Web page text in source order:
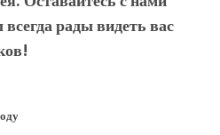
рады видеть вас